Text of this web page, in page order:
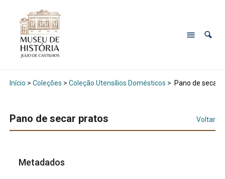
Início > Coleções > Coleção Utensílios Domésticos > Pano de secar
Pano de secar pratos Voltar
Metadados